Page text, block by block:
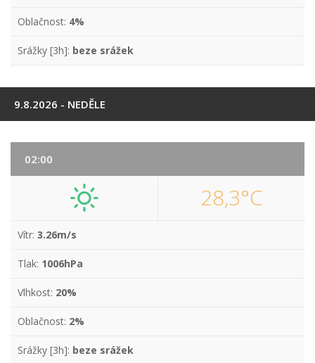
Oblačnost: 4%
Srážky [3h]: beze srážek
9.8.2026 - NEDĚLE
02:00
28,3°C
Vítr: 3.26m/s
Tlak: 1006hPa
Vlhkost: 20%
Oblačnost: 2%
Srážky [3h]: beze srážek